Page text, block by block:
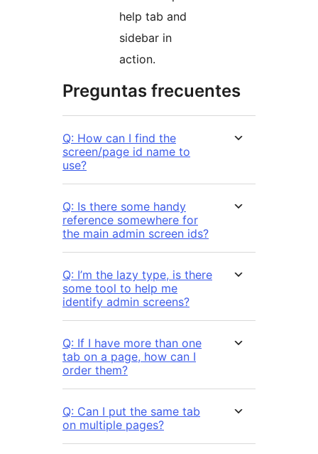
help tab and
sidebar in
action.
Preguntas frecuentes
Q: How can I find the
screen/page id name to
use?
Q: Is there some handy
reference somewhere for
the main admin screen ids?
Q: I’m the lazy type, is there
some tool to help me
identify admin screens?
Q: If I have more than one
tab on a page, how can I
order them?
Q: Can I put the same tab
on multiple pages?